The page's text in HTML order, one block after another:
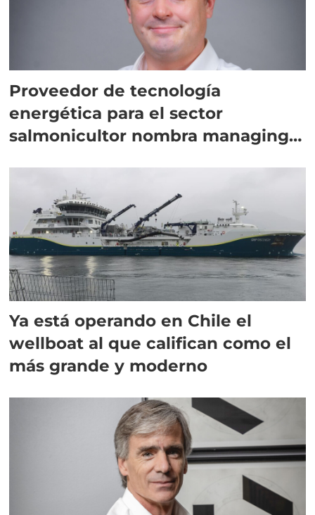
Proveedor de tecnología
energética para el sector
salmonicultor nombra managing
Ya está operando en Chile el
wellboat al que califican como el
más grande y moderno